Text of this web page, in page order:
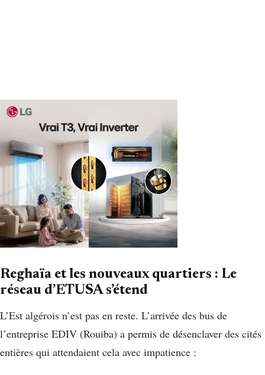
Reghaïa et les nouveaux quartiers : Le
réseau d’ETUSA s’étend
L’Est algérois n’est pas en reste. L’arrivée des bus de
l’entreprise EDIV (Rouiba) a permis de désenclaver des cités
entières qui attendaient cela avec impatience :